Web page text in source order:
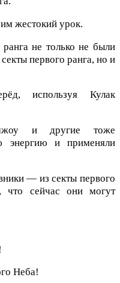
жестокий урок.
не только не были
первого ранга, но и
используя Кулак
и другие тоже
энергию и применяли
— из секты первого
что сейчас они могут
Неба!